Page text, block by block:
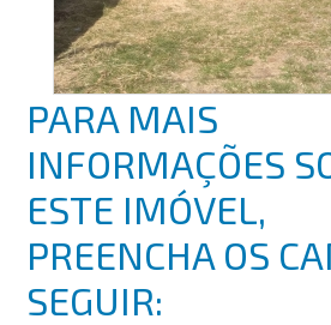
PARA MAIS
INFORMAÇÕES
ESTE IMÓVEL,
PREENCHA OS
SEGUIR: